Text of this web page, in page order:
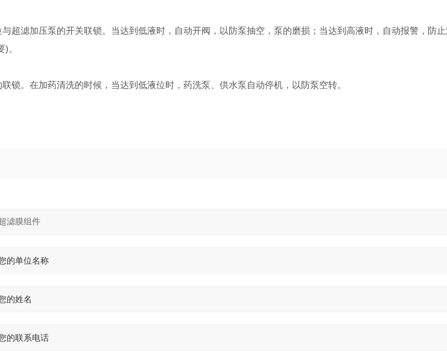
滤加压泵的开关联锁。当达到低液时，自动开阀，以防泵抽空，泵的磨损；当达到高液时，自动报警，防
。
。在加药清洗的时候，当达到低液位时，药洗泵、供水泵自动停机，以防泵空转。